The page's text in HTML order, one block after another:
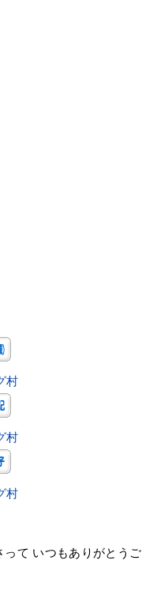
村
村
村
て いつもありがとうご